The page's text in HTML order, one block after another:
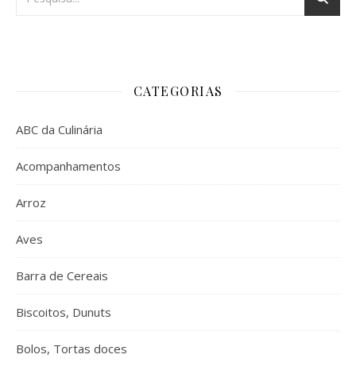
CATEGORIAS
ABC da Culinária
Acompanhamentos
Arroz
Aves
Barra de Cereais
Biscoitos, Dunuts
Bolos, Tortas doces